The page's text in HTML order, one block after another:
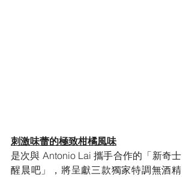
刺激味蕾的極致柑橘風味
是次與 Antonio Lai 攜手合作的「新奇士
醒晨吧」，將呈獻三款獨家特調無酒精